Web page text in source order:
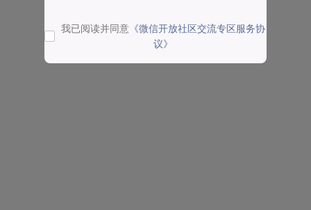
我已阅读并同意 《微信开放社区交流专区服务协
议》